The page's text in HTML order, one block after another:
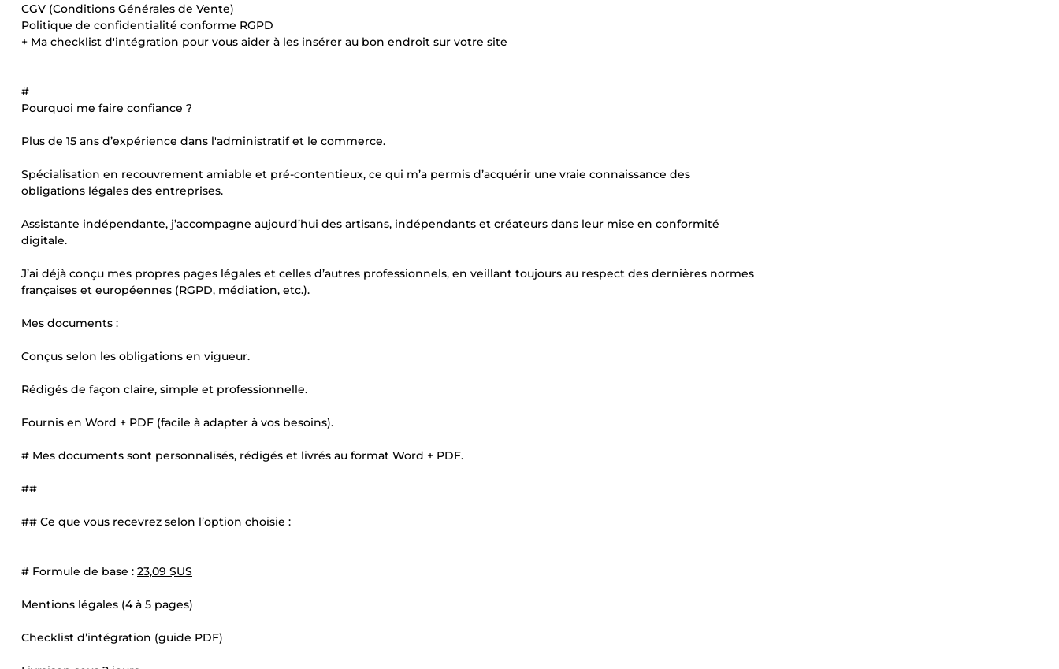
CGV (Conditions Générales de Vente)
Politique de confidentialité conforme RGPD
+ Ma checklist d'intégration pour vous aider à les insérer au bon endroit sur votre site
#
Pourquoi me faire confiance ?
Plus de 15 ans d’expérience dans l'administratif et le commerce.
Spécialisation en recouvrement amiable et pré-contentieux, ce qui m’a permis d’acquérir une vraie connaissance des
obligations légales des entreprises.
Assistante indépendante, j’accompagne aujourd’hui des artisans, indépendants et créateurs dans leur mise en conformité
digitale.
J’ai déjà conçu mes propres pages légales et celles d’autres professionnels, en veillant toujours au respect des dernières normes
françaises et européennes (RGPD, médiation, etc.).
Mes documents :
Conçus selon les obligations en vigueur.
Rédigés de façon claire, simple et professionnelle.
Fournis en Word + PDF (facile à adapter à vos besoins).
# Mes documents sont personnalisés, rédigés et livrés au format Word + PDF.
##
## Ce que vous recevrez selon l’option choisie :
# Formule de base : 23,09 $US
Mentions légales (4 à 5 pages)
Checklist d’intégration (guide PDF)